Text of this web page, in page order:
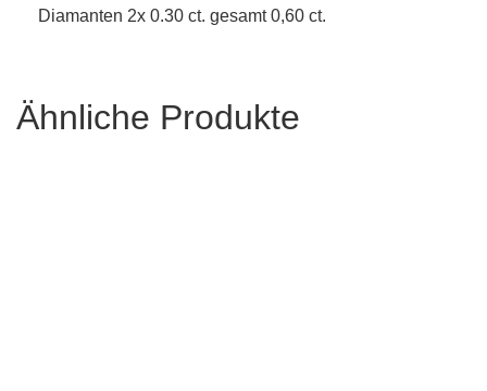
Diamanten 2x 0.30 ct. gesamt 0,60 ct.
Ähnliche Produkte